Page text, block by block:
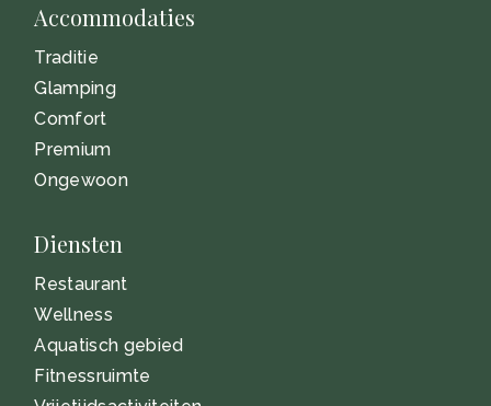
Accommodaties
Traditie
Glamping
Comfort
Premium
Ongewoon
Diensten
Restaurant
Wellness
Aquatisch gebied
Fitnessruimte